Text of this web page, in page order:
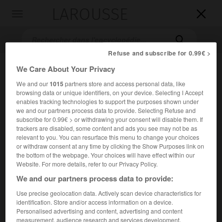


Accueil>Encyclopédie [medical]>gargarisme
gargarisme
Cet article est extrait de l'ouvrage « Larousse Médical ».
Solution médicamenteuse utilisée pour rincer la bouche et
la gorge.
Refuse and subscribe for 0.99€ >
We Care About Your Privacy
We and our1015partners store and access personal data, like
browsing data or unique identifiers, on your device. Selecting I Accept
enables tracking technologies to support the purposes shown under
we and our partners process data to provide. Selecting Refuse and
subscribe for 0.99€ > or withdrawing your consent will disable them. If
trackers are disabled, some content and ads you see may not be as
relevant to you. You can resurface this menu to change your choices
or withdraw consent at any time by clicking the Show Purposes link on
the bottom of the webpage. Your choices will have effect within our
Website. For more details, refer to our Privacy Policy.
We and our partners process data to provide:
Use precise geolocation data. Actively scan device characteristics for
identification. Store and/or access information on a device.
Personalised advertising and content, advertising and content
measurement, audience research and services development.